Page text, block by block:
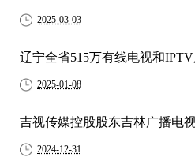
2025-03-03
辽宁全省515万有线电视和
2025-01-08
吉视传媒控股股东吉林广播电
2024-12-31